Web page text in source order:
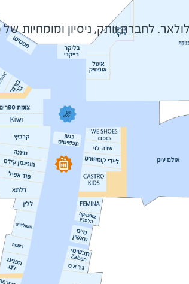
ציוד משרדי, חומרי יצירה ופנאי,דיגיטל, סלולר ומחשוב ואביזרים משלימים